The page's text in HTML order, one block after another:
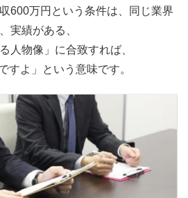
600万円という条件は、同じ業界
実績がある、
人物像」に合致すれば、
すよ」という意味です。